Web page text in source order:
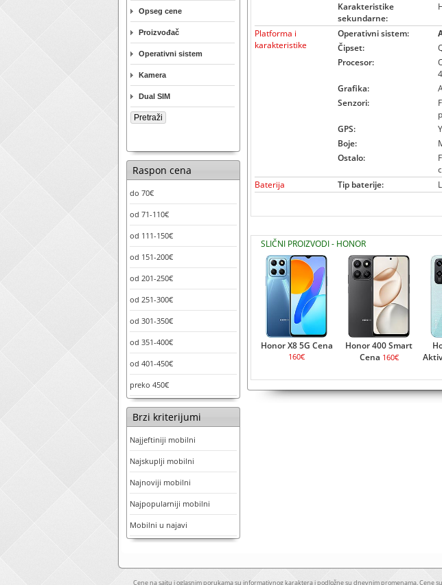
Opseg cene
Proizvođač
Operativni sistem
Kamera
Dual SIM
Raspon cena
do 70€
od 71-110€
od 111-150€
od 151-200€
od 201-250€
od 251-300€
od 301-350€
od 351-400€
od 401-450€
preko 450€
Brzi kriterijumi
Najjeftiniji mobilni
Najskuplji mobilni
Najnoviji mobilni
Najpopularniji mobilni
Mobilni u najavi
Karakteristike
sekundarne:
Platforma i
karakteristike
Operativni sistem:
Čipset:
Procesor:
Grafika:
Senzori:
GPS:
Boje:
Ostalo:
Baterija
Tip baterije:
SLIČNI PROIZVODI - HONOR
Honor X8 5G Cena
160€
Honor 400 Smart
Cena 160€
Cene na sajtu i oglasnim porukama su informativnog karaktera i podložne su dnevnim promenama. Cene